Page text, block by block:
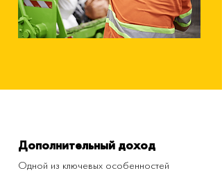
Дополнительный доход
Одной из ключевых особенностей